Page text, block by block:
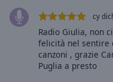
Background
Color
cy
Radio Giulia, non
felicità nel sentire
canzoni , grazie
Puglia a presto